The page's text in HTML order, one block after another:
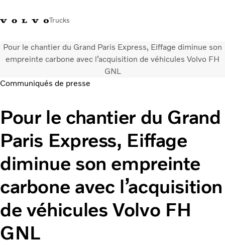
Trucks
+212 522 764 800Volvo MerchandiseConnexionMaroc
Solutions de transport
Services
Localisation du réseau
Nouveautés et médias
Notre société
Nous contacter
Pour le chantier du Grand Paris Express, Eiffage diminue son
empreinte carbone avec l’acquisition de véhicules Volvo FH
GNL
Communiqués de presse
Pour le chantier du Grand
Paris Express, Eiffage
diminue son empreinte
carbone avec l’acquisition
de véhicules Volvo FH
GNL